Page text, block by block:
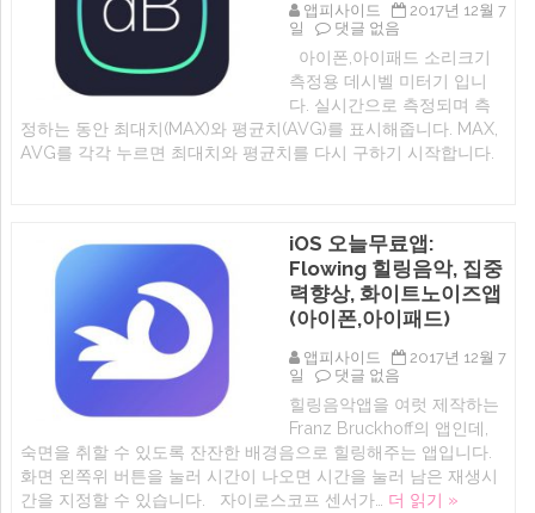
과
명
상
어
플
도
움
긴
장
집
중
력
향
상
에
앱피사이드
2017년 12월 7
일
iOS
늘
무
료:
소
리
측
미
터
어
플
dB
Decibel
Meter
에
댓글 없음
아이폰,아이패드 소리크기
측정용 데시벨 미터기 입니
다. 실시간으로 측정되며 측
정하는 동안 최대치(MAX)와 평균치(AVG)를 표시해줍니다. MAX,
AVG를 각각 누르면 최대치와 평균치를 다시 구하기 시작합니다.
iOS 오늘무료앱:
Flowing 힐링음악, 집중
력향상, 화이트노이즈앱
(아이폰,아이패드)
앱피사이드
2017년 12월 7
일
iOS
늘
무
료
앱:
Flowing
힐
댓글 없음
힐링음악앱을 여럿 제작하는
Franz Bruckhoff의 앱인데,
숙면을 취할 수 있도록 잔잔한 배경음으로 힐링해주는 앱입니다.
화면 왼쪽위 버튼을 눌러 시간이 나오면 시간을 눌러 남은 재생시
간을 지정할 수 있습니다. 자이로스코프 센서가… 더 읽기 »